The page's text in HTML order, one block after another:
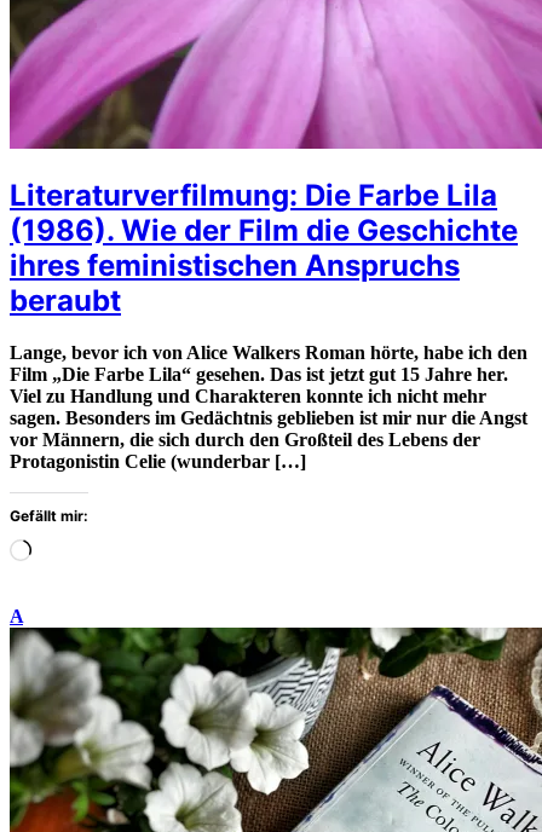
Literaturverfilmung: Die Farbe Lila
(1986). Wie der Film die Geschichte
ihres feministischen Anspruchs
beraubt
Lange, bevor ich von Alice Walkers Roman hörte, habe ich den
Film „Die Farbe Lila“ gesehen. Das ist jetzt gut 15 Jahre her.
Viel zu Handlung und Charakteren konnte ich nicht mehr
sagen. Besonders im Gedächtnis geblieben ist mir nur die Angst
vor Männern, die sich durch den Großteil des Lebens der
Protagonistin Celie (wunderbar […]
Gefällt mir:
Wird
A